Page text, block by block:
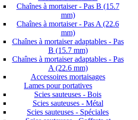
Chaînes à mortaiser - Pas B (15.7
mm)
Chaînes à mortaiser - Pas A (22.6
mm)
Chaînes à mortaiser adaptables - Pas
B (15.7 mm)
Chaînes à mortaiser adaptables - Pas
A (22.6 mm)
Accessoires mortaisages
Lames pour portatives
Scies sauteuses - Bois
Scies sauteuses - Métal
Scies sauteuses - Spéciales